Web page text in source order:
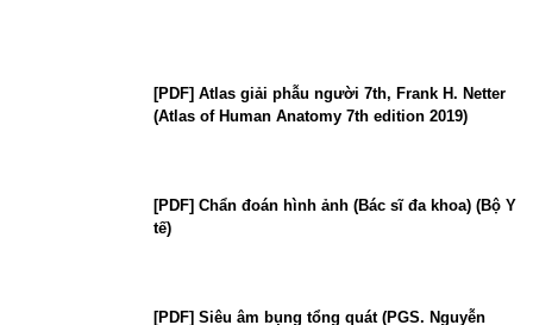
[PDF] Atlas giải phẫu người 7th, Frank H. Netter
(Atlas of Human Anatomy 7th edition 2019)
[PDF] Chẩn đoán hình ảnh (Bác sĩ đa khoa) (Bộ Y
tế)
[PDF] Siêu âm bụng tổng quát (PGS. Nguyễn